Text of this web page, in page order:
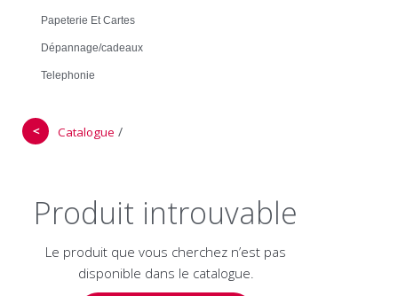
Papeterie Et Cartes
Dépannage/cadeaux
Telephonie
＜ Catalogue /
Produit introuvable
Le produit que vous cherchez n’est pas
disponible dans le catalogue.